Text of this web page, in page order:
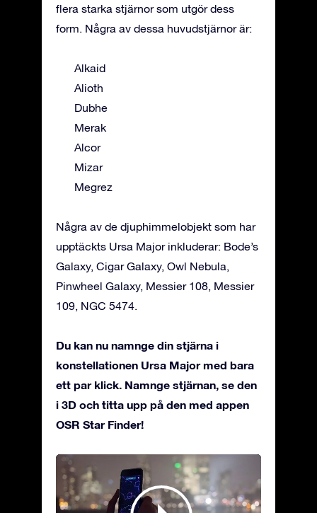
flera starka stjärnor som utgör dess
form. Några av dessa huvudstjärnor är:
Alkaid
Alioth
Dubhe
Merak
Alcor
Mizar
Megrez
Några av de djuphimmelobjekt som har
upptäckts Ursa Major inkluderar: Bode’s
Galaxy, Cigar Galaxy, Owl Nebula,
Pinwheel Galaxy, Messier 108, Messier
109, NGC 5474.
Du kan nu namnge din stjärna i
konstellationen Ursa Major med bara
ett par klick. Namnge stjärnan, se den
i 3D och titta upp på den med appen
OSR Star Finder!